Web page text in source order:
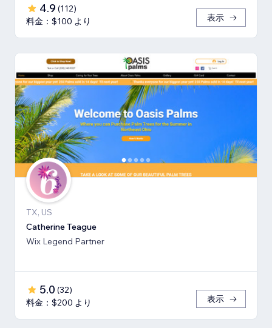
4.9 (112)
料金：$100 より
表示
TX, US
Catherine Teague
Wix Legend Partner
5.0 (32)
料金：$200 より
表示